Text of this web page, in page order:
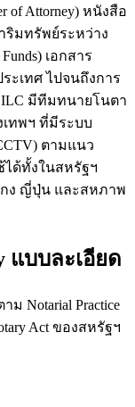
of Attorney) หนังสือ
มทรัพย์ระหว่าง
เอกสาร
ระเทศ ไปจนถึงการ
มีทีมทนายโนตา
ทพฯ ที่มีระบบ
ตามแนว
ด้ทั้งในสหรัฐฯ
กง ญี่ปุ่น และสหภาพ
แบบละเอียด
Notarial Practice
Act ของสหรัฐฯ